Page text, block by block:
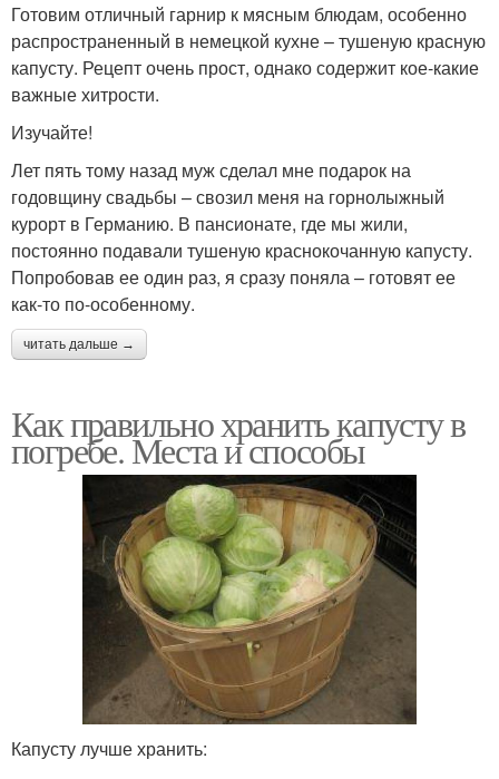
Готовим отличный гарнир к мясным блюдам, особенно
распространенный в немецкой кухне – тушеную красную
капусту. Рецепт очень прост, однако содержит кое-какие
важные хитрости.
Изучайте!
Лет пять тому назад муж сделал мне подарок на
годовщину свадьбы – свозил меня на горнолыжный
курорт в Германию. В пансионате, где мы жили,
постоянно подавали тушеную краснокочанную капусту.
Попробовав ее один раз, я сразу поняла – готовят ее
как-то по-особенному.
читать дальше →
Как правильно хранить капусту в
погребе. Места и способы
Капусту лучше хранить: